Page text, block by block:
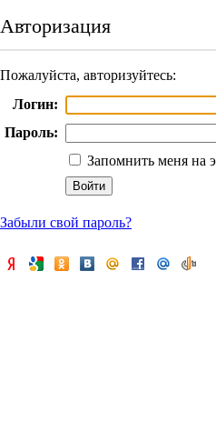
Авторизация
Пожалуйста, авторизуйтесь:
Логин:
Пароль:
Запомнить меня на
Забыли свой пароль?